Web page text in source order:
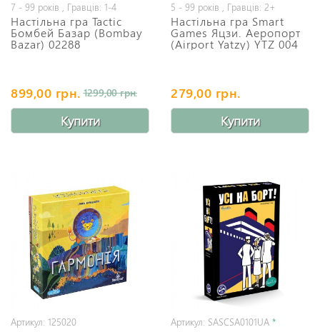
7 - 99 років , Гравців: 1-4
Настільна гра Tactic
Бомбей Базар (Bombay
Bazar) 02288
899,00 грн. 1299,00 грн.
Купити
5 - 99 років , Гравців: 2+
Настільна гра Smart
Games Яцзи. Аеропорт
(Airport Yatzy) YTZ 004
279,00 грн.
Купити
Артикул: 125020 Артикул: SASCSA0101UA *